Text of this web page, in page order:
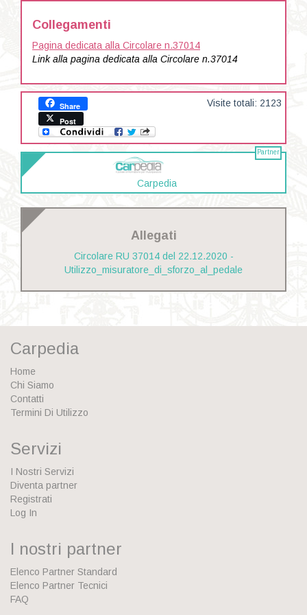
Collegamenti
Pagina dedicata alla Circolare n.37014
Link alla pagina dedicata alla Circolare n.37014
Share
Post
Visite totali: 2123
Partner
Carpedia
Allegati
Circolare RU 37014 del 22.12.2020 -
Utilizzo_misuratore_di_sforzo_al_pedale
Carpedia
Home
Chi Siamo
Contatti
Termini Di Utilizzo
Servizi
I Nostri Servizi
Diventa partner
Registrati
Log In
I nostri partner
Elenco Partner Standard
Elenco Partner Tecnici
FAQ